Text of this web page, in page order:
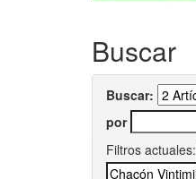
Buscar
Buscar:
por
Filtros actuales: